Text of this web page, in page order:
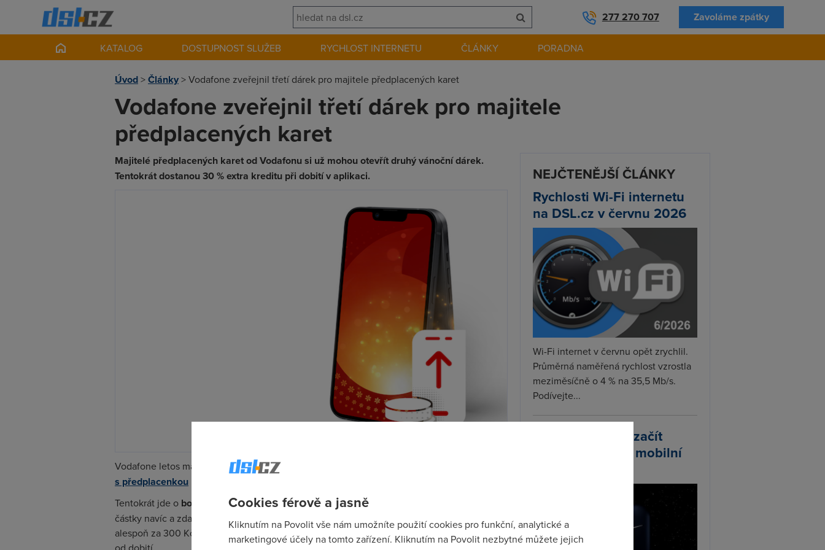
277 270 707 Zavoláme zpátky
KATALOG DOSTUPNOST SLUŽEB RYCHLOST INTERNETU ČLÁNKY PORADNA
Úvod>Články>Vodafone zveřejnil třetí dárek pro majitele předplacených karet
Vodafone zveřejnil třetí dárek pro majitele
předplacených karet
Majitelé předplacených karet od Vodafonu si už mohou otevřít druhý vánoční dárek.
Tentokrát dostanou 30 % extra kreditu při dobití v aplikaci.
Vodafone letos majitelům předplacených karet nadělí hned čtyři dárky. Na stránce
s předplacenkou
Tentokrát jde o bonusový kredit. Pokud si dobijete kredit v aplikaci, dostanete 30 % z
částky navíc a zdarma. Stačí se pouze přihlásit do aplikace Můj Vodafone a dobít kredit
alespoň za 300 Kč. Akce platí do 18. prosince a extra kredit můžete využít v průběhu 14 dní
NEJČTENĚJŠÍ ČLÁNKY
Rychlosti Wi-Fi internetu
na DSL.cz v červnu 2026
Wi-Fi internet v červnu opět zrychlil.
Průměrná naměřená rychlost vzrostla
meziměsíčně o 4 % na 35,5 Mb/s.
Podívejte...
Starlink plánuje začít
prodávat vlastní mobilní
Cookies férově a jasně
Kliknutím na Povolit vše nám umožníte použití cookies pro funkční, analytické a
marketingové účely na tomto zařízení. Kliknutím na Povolit nezbytné můžete jejich